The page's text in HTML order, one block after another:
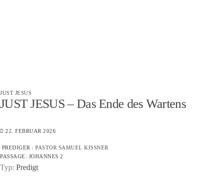
JUST JESUS
JUST JESUS – Das Ende des Wartens
22. FEBRUAR 2026
PREDIGER : PASTOR SAMUEL KISSNER
PASSAGE: JOHANNES 2
Typ: Predigt